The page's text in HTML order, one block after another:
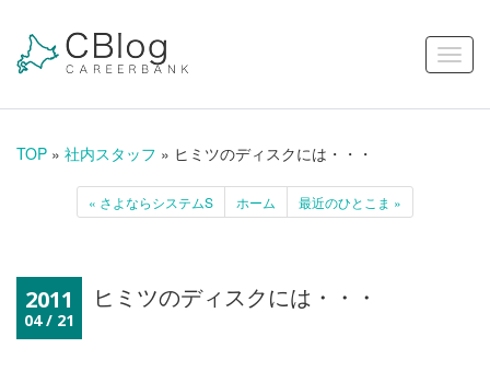
TOP » 社内スタッフ » ヒミツのディスクには・・・
« さよならシステムS ホーム 最近のひとこま »
2011
04 / 21
ヒミツのディスクには・・・